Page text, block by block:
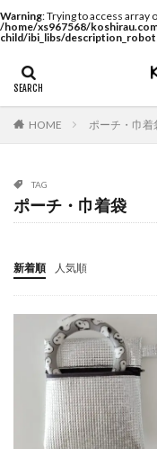
Warning: Trying to access array
/home/xs967568/
child/ibi_libs/
HOME ポーチ・巾着
TAG
ポーチ・巾着袋
新着順 人気順